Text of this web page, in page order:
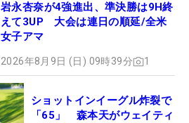
岩永杏奈が4強進出、準決勝は9H終
えて3UP 大会は連日の順延/全米
女子アマ
2026年8月9日 (日) 09時39分 1
ショットインイーグル炸裂で
「65」 森本天がウェイティ